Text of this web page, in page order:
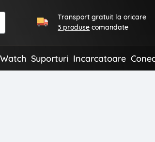
Transport gratuit la oricare
3 produse comandate
Suporturi Incarcatoare